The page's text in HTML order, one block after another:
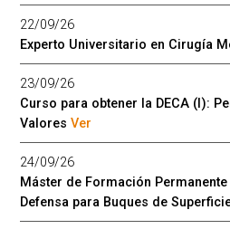
22/09/26
Experto Universitario en Cirugía
23/09/26
Curso para obtener la DECA (I):
ValoresVer
24/09/26
Máster de Formación
Defensa para Buques de